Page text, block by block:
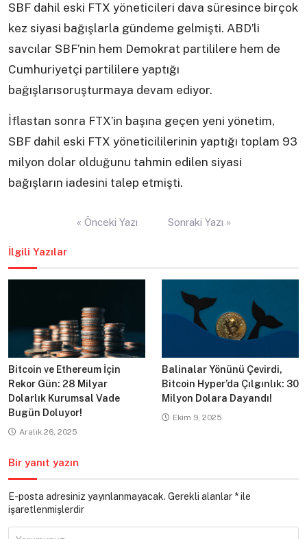
SBF dahil eski FTX yöneticileri dava süresince birçok
kez siyasi bağışlarla gündeme gelmişti. ABD’li
savcılar SBF’nin hem Demokrat partililere hem de
Cumhuriyetçi partililere yaptığı
bağışlarısoruşturmaya devam ediyor.
İflastan sonra FTX’in başına geçen yeni yönetim,
SBF dahil eski FTX yöneticililerinin yaptığı toplam 93
milyon dolar olduğunu tahmin edilen siyasi
bağışların iadesini talep etmişti.
« Önceki Yazı Sonraki Yazı »
İlgili Yazılar
Bitcoin ve Ethereum İçin
Rekor Gün: 28 Milyar
Dolarlık Kurumsal Vade
Bugün Doluyor!
Aralık 26, 2025
Balinalar Yönünü Çevirdi,
Bitcoin Hyper’da Çılgınlık: 30
Milyon Dolara Dayandı!
Ekim 9, 2025
Bir yanıt yazın
E-posta adresiniz yayınlanmayacak. Gerekli alanlar *ile
işaretlenmişlerdir